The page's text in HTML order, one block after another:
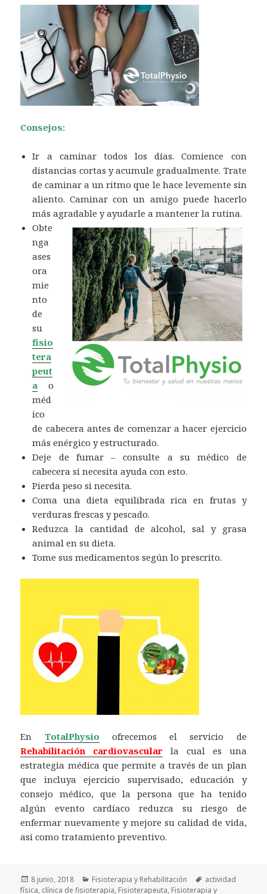
Consejos:
Ir a caminar todos los días. Comience con
distancias cortas y acumule gradualmente. Trate
de caminar a un ritmo que le hace levemente sin
aliento. Caminar con un amigo puede hacerlo
más agradable y ayudarle a mantener la rutina.
Obte
nga
ases
ora
mie
nto
de
su
fisio
tera
peut
a o
méd
ico
de cabecera antes de comenzar a hacer ejercicio
más enérgico y estructurado.
Deje de fumar – consulte a su médico de
cabecera si necesita ayuda con esto.
Pierda peso si necesita.
Coma una dieta equilibrada rica en frutas y
verduras frescas y pescado.
Reduzca la cantidad de alcohol, sal y grasa
animal en su dieta.
Tome sus medicamentos según lo prescrito.
En TotalPhysio ofrecemos el servicio de
Rehabilitación cardiovascular la cual es una
estrategia médica que permite a través de un plan
que incluya ejercicio supervisado, educación y
consejo médico, que la persona que ha tenido
algún evento cardíaco reduzca su riesgo de
enfermar nuevamente y mejore su calidad de vida,
así como tratamiento preventivo.
Publicado
el
8 junio, 2018 Categorías
Fisioterapia y Rehabilitación Etiquetas
actividad
física, clínica de fisioterapia, Fisioterapeuta, Fisioterapia y